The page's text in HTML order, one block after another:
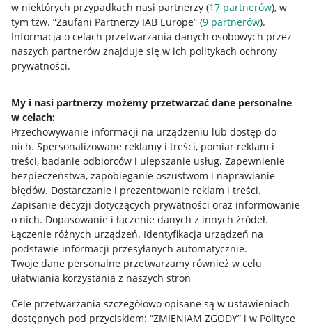
w niektórych przypadkach nasi partnerzy (17 partnerów), w
tym tzw. “Zaufani Partnerzy IAB Europe” (9 partnerów).
Informacja o celach przetwarzania danych osobowych przez
naszych partnerów znajduje się w ich politykach ochrony
prywatności.
My i nasi partnerzy możemy przetwarzać dane personalne
w celach:
Przechowywanie informacji na urządzeniu lub dostęp do
nich. Spersonalizowane reklamy i treści, pomiar reklam i
treści, badanie odbiorców i ulepszanie usług. Zapewnienie
bezpieczeństwa, zapobieganie oszustwom i naprawianie
błędów. Dostarczanie i prezentowanie reklam i treści.
Zapisanie decyzji dotyczących prywatności oraz informowanie
o nich. Dopasowanie i łączenie danych z innych źródeł.
Łączenie różnych urządzeń. Identyfikacja urządzeń na
podstawie informacji przesyłanych automatycznie.
Twoje dane personalne przetwarzamy również w celu
ułatwiania korzystania z naszych stron
Cele przetwarzania szczegółowo opisane są w ustawieniach
dostępnych pod przyciskiem: “ZMIENIAM ZGODY” i w Polityce
Przydatne informacje
Jak to działa
Allegro Gadane dla sprzedających
Allegro Gadane dla kupujących
Mapa miejscowości
Informacje prawne
Regulamin
Polityka plików "cookies"
Ustawienia plików "cookies"
Udostępnianie lokalizacji